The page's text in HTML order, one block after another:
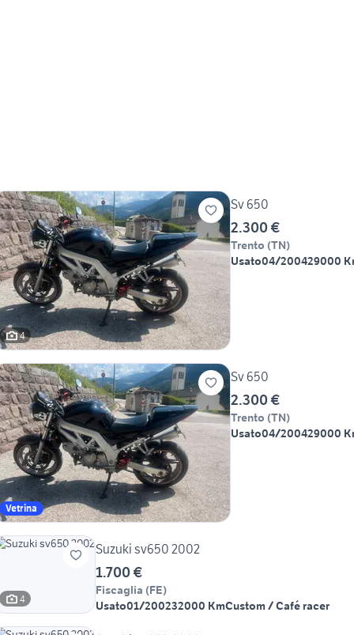
4
Sv 650
2.300 €
Trento (TN)
Usato04/200429000
Vetrina
Sv 650
2.300 €
Trento (TN)
Usato04/200429000
4
Suzuki sv650 2002
1.700 €
Fiscaglia (FE)
Usato01/200232000 KmCustom / Café racer